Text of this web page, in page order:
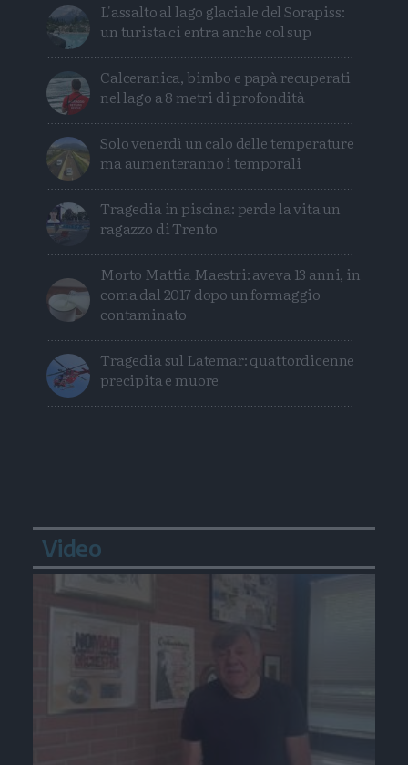
L'assalto al lago glaciale del Sorapiss:
un turista ci entra anche col sup
Calceranica, bimbo e papà recuperati
nel lago a 8 metri di profondità
Solo venerdì un calo delle temperature
ma aumenteranno i temporali
Tragedia in piscina: perde la vita un
ragazzo di Trento
Morto Mattia Maestri: aveva 13 anni, in
coma dal 2017 dopo un formaggio
contaminato
Tragedia sul Latemar: quattordicenne
precipita e muore
Video